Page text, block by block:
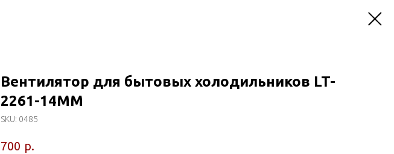
Вентилятор для бытовых холодильников LT-
2261-14MM
SKU: 0485
700 р.